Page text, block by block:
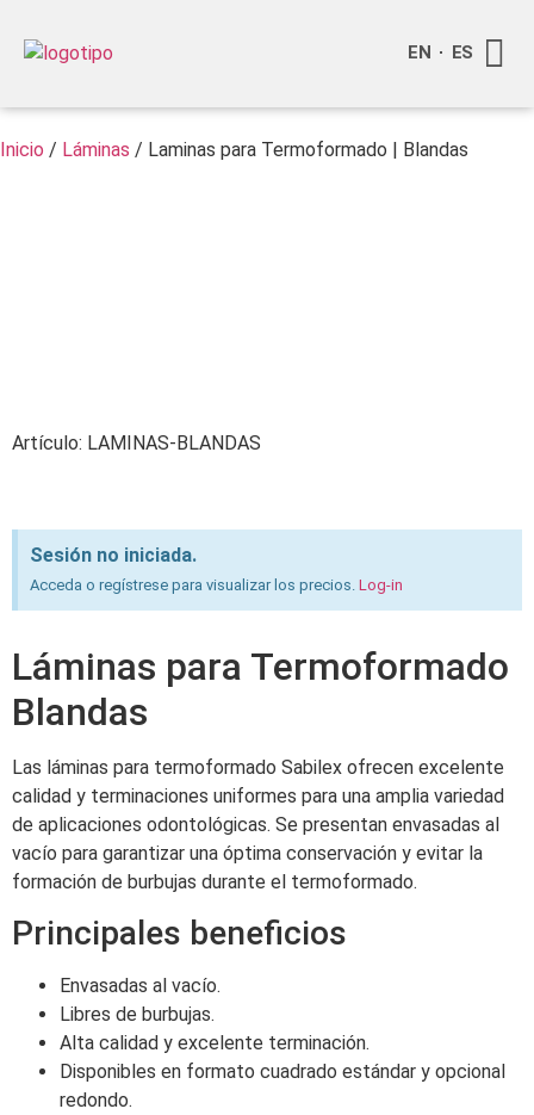
EN ES
Inicio / Láminas / Laminas para Termoformado | Blandas
Artículo: LAMINAS-BLANDAS
Sesión no iniciada.
Acceda o regístrese para visualizar los precios. Log-in
Láminas para Termoformado
Blandas
Las láminas para termoformado Sabilex ofrecen excelente
calidad y terminaciones uniformes para una amplia variedad
de aplicaciones odontológicas. Se presentan envasadas al
vacío para garantizar una óptima conservación y evitar la
formación de burbujas durante el termoformado.
Principales beneficios
Envasadas al vacío.
Libres de burbujas.
Alta calidad y excelente terminación.
Disponibles en formato cuadrado estándar y opcional
redondo.